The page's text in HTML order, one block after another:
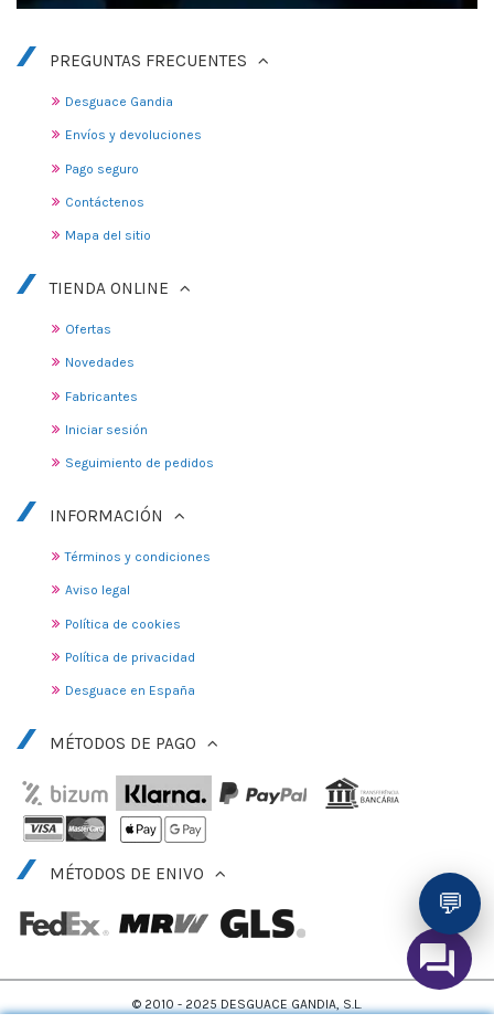
PREGUNTAS FRECUENTES
Desguace Gandia
Envíos y devoluciones
Pago seguro
Contáctenos
Mapa del sitio
TIENDA ONLINE
Ofertas
Novedades
Fabricantes
Iniciar sesión
Seguimiento de pedidos
INFORMACIÓN
Términos y condiciones
Aviso legal
Política de cookies
Política de privacidad
Desguace en España
MÉTODOS DE PAGO
MÉTODOS DE ENIVO
💬
© 2010 - 2025 DESGUACE GANDIA, S.L.